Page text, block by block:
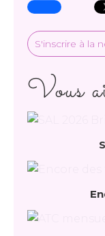
S'inscrire à la
Vous